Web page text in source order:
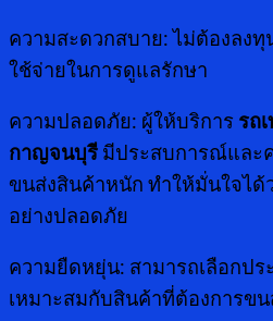
ความสะดวกสบาย: ไม่ต้องลงทุ
ใช้จ่ายในการดูแลรักษา
ความปลอดภัย: ผู้ให้บริการ รถ
กาญจนบุรี มีประสบการณ์และ
ขนส่งสินค้าหนัก ทำให้มั่นใจได้
อย่างปลอดภัย
ความยืดหยุ่น: สามารถเลือกปร
เหมาะสมกับสินค้าที่ต้องการขน